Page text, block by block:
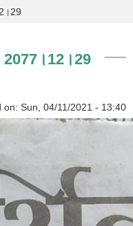
on: Sun, 04/11/2021 - 13:40